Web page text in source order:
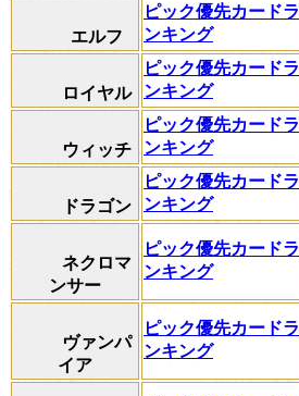
エルフ
ピック優先カードラ
ンキング
ロイヤル
ピック優先カードラ
ンキング
ウィッチ
ピック優先カードラ
ンキング
ドラゴン
ピック優先カードラ
ンキング
ネクロマ
ンサー
ピック優先カードラ
ンキング
ヴァンパ
イア
ピック優先カードラ
ンキング